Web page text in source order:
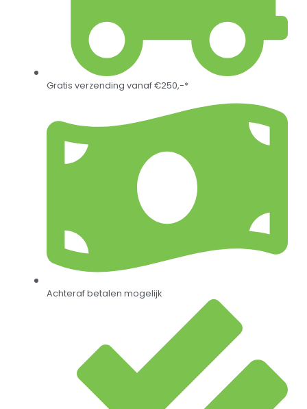
Gratis verzending vanaf €250,-*
Achteraf betalen mogelijk